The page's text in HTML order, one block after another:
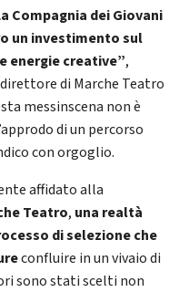
Compagnia dei Giovani
un investimento sul
energie creative”,
di Marche Teatro
messinscena non è
di un percorso
con orgoglio.
affidato alla
Teatro, una realtà
di selezione che
confluire in un vivaio di
sono stati scelti non